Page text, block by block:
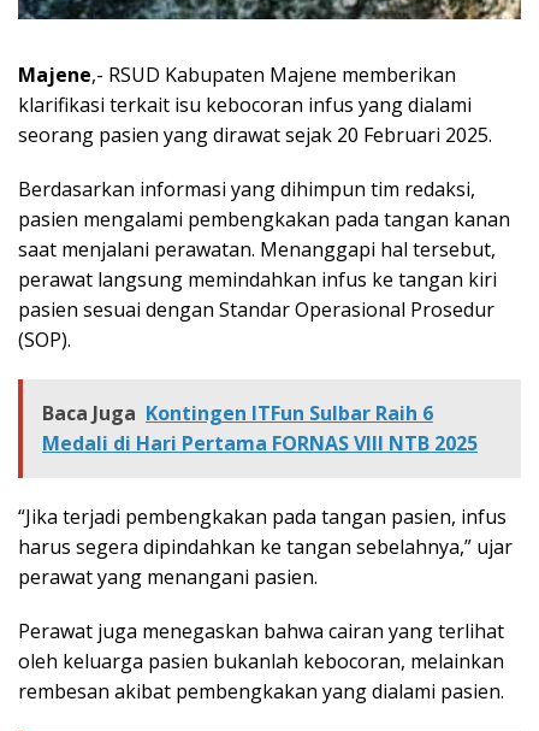
Majene,- RSUD Kabupaten Majene memberikan
klarifikasi terkait isu kebocoran infus yang dialami
seorang pasien yang dirawat sejak 20 Februari 2025.
Berdasarkan informasi yang dihimpun tim redaksi,
pasien mengalami pembengkakan pada tangan kanan
saat menjalani perawatan. Menanggapi hal tersebut,
perawat langsung memindahkan infus ke tangan kiri
pasien sesuai dengan Standar Operasional Prosedur
(SOP).
Baca Juga Kontingen ITFun Sulbar Raih 6
Medali di Hari Pertama FORNAS VIII NTB 2025
“Jika terjadi pembengkakan pada tangan pasien, infus
harus segera dipindahkan ke tangan sebelahnya,” ujar
perawat yang menangani pasien.
Perawat juga menegaskan bahwa cairan yang terlihat
oleh keluarga pasien bukanlah kebocoran, melainkan
rembesan akibat pembengkakan yang dialami pasien.